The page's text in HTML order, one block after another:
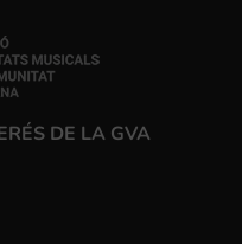
DE LA GVA